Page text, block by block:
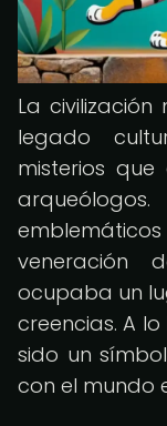
La
legado
misterios
veneración
ocupaba un
creencias. A
sido un
con el mundo